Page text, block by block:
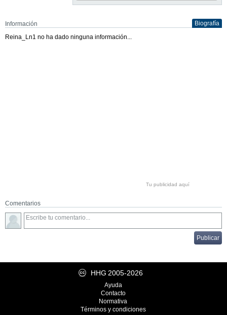
Información
Biografía
Reina_Ln1 no ha dado ninguna información...
Tu publicidad aquí
Comentarios
HHG 2005-2026
Ayuda
Contacto
Normativa
Términos y condiciones